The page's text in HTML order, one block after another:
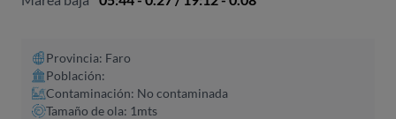
Provincia: Faro
Población:
Contaminación: No contaminada
Tamaño de ola: 1mts